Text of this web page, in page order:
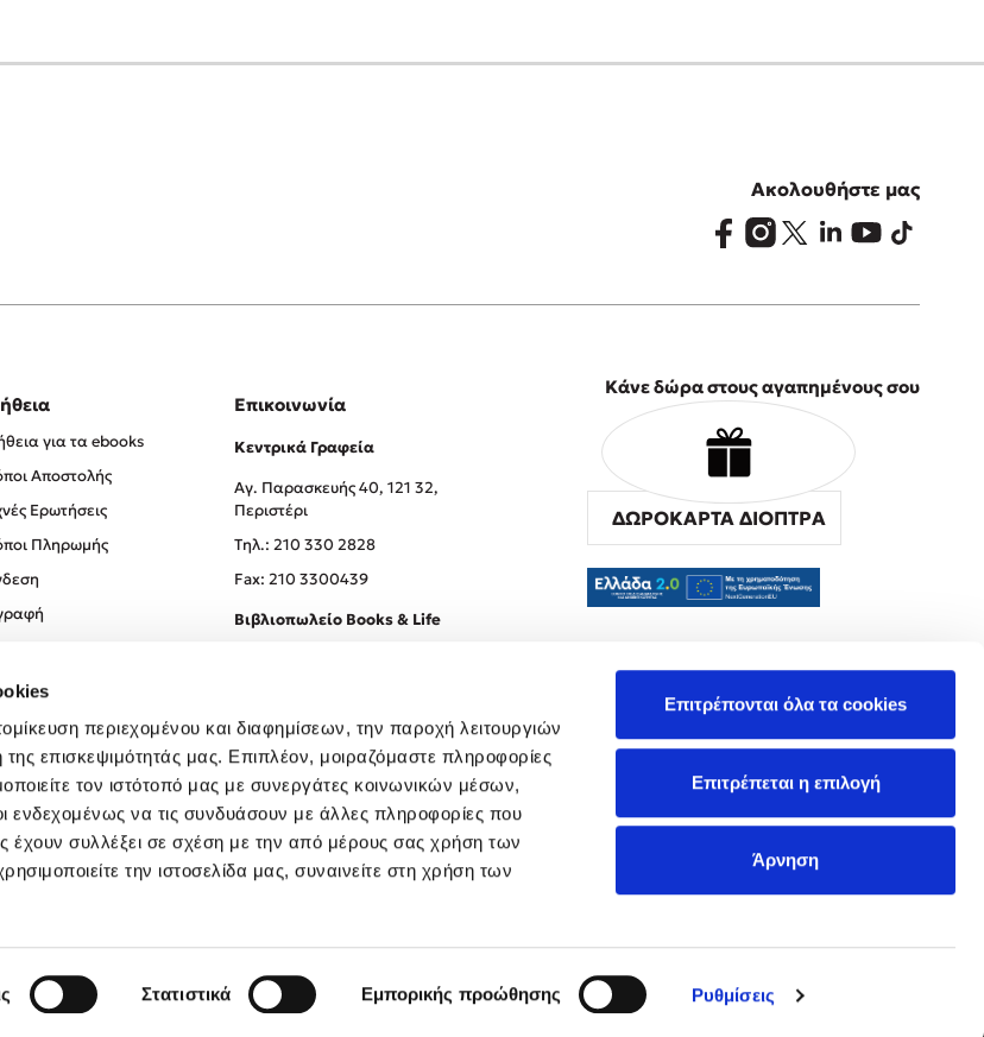
περιεχομένου και διαφημίσεων, την παροχή λειτουργιών
επισκεψιμότητάς μας. Επιπλέον, μοιραζόμαστε πληροφορίες
τον ιστότοπό μας με συνεργάτες κοινωνικών μέσων,
ενδεχομένως να τις συνδυάσουν με άλλες πληροφορίες που
έχουν συλλέξει σε σχέση με την από μέρους σας χρήση των
την ιστοσελίδα μας, συναινείτε στη χρήση των
Στατιστικά Εμπορικής προώθησης Ρυθμίσεις
Επιτρέπονται όλα τα cookies
Επιτρέπεται η επιλογή
Άρνηση
Ακολουθήστε μας
για τα ebooks
Αποστολής
Ερωτήσεις
Πληρωμής
Επικοινωνία
Κεντρικά Γραφεία
Αγ. Παρασκευής 40, 121 32,
Περιστέρι
Tηλ.: 210 330 2828
Fax: 210 3300439
Βιβλιοπωλείο Books & Life
Κάνε δώρα στους αγαπημένους σου
ΔΩΡΟΚΑΡΤΑ ΔΙΟΠΤΡΑ
Created by Powered by